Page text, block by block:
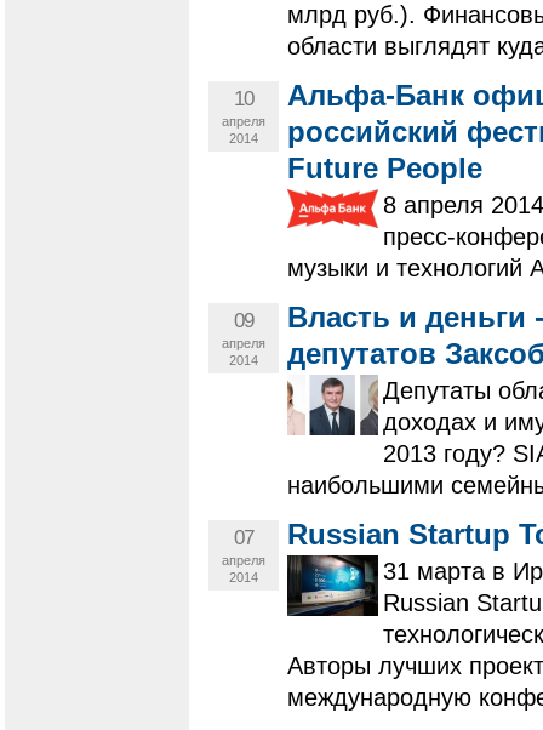
млрд руб.).
области выглядят
10
апреля
2014
Альфа-Банк
российский
Future People
8 апреля
пресс-
музыки и технологий
09
апреля
2014
Власть и деньги
депутатов
Депутаты
доходах и
2013 году?
наибольшими
07
апреля
2014
Russian Startup
31 марта в
Russian
Авторы лучших
международную